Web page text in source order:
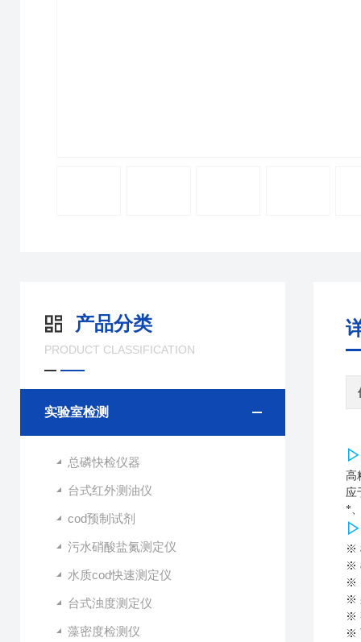
产品分类
PRODUCT CLASSIFICATION
实验室检测
总磷快检仪器
台式红外测油仪
cod预制试剂
污水硝酸盐氮测定仪
水质cod快速测定仪
台式浊度测定仪
藻密度检测仪
▷
高
应
*
▷
※
※
※
※
※
※